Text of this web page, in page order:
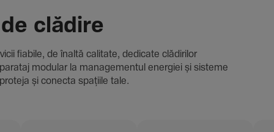
clădire
fiabile, de înaltă cali­tate, dedi­cate clădi­rilor
modular la managementul energiei și sisteme
și conecta spațiile tale.